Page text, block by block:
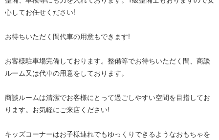
心してお任せください!
お待ちいただく間代車の用意もできます!
お客様駐車場完備しております。整備等でお待ちいただく間、商談
ルーム又は代車の用意をしております。
商談ルームは清潔でお客様にとって過ごしやすい空間を目指してお
ります。お気軽にご来店ください!
キッズコーナーはお子様連れでもゆっくりできるようなおもちゃを